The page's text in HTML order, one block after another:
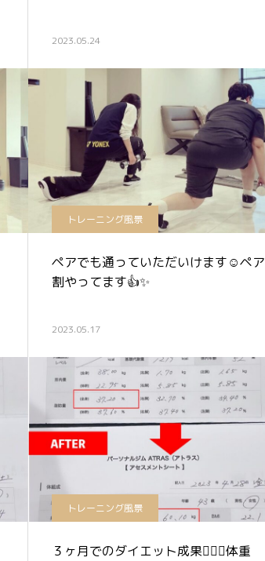
2023.05.24
トレーニング風景
ペアでも通っていただいけます☺️ペア
割やってます👍✨
2023.05.17
トレーニング風景
３ヶ月でのダイエット成果🏋️‍♀️✨体重